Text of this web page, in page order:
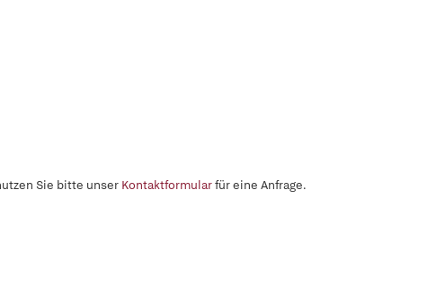
Sie bitte unser Kontaktformularfür eine Anfrage.